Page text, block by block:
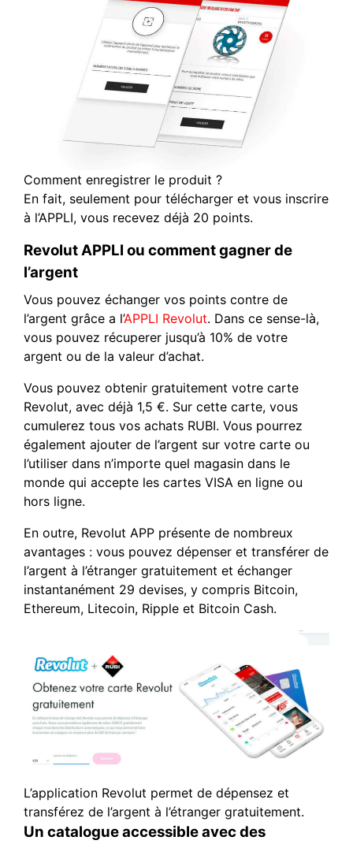
Comment enregistrer le produit ?
En fait, seulement pour télécharger et vous inscrire
à l’APPLI, vous recevez déjà 20 points.
Revolut APPLI ou comment gagner de
l’argent
Vous pouvez échanger vos points contre de
l’argent grâce a l’APPLI Revolut. Dans ce sense-là,
vous pouvez récuperer jusqu’à 10% de votre
argent ou de la valeur d’achat.
Vous pouvez obtenir gratuitement votre carte
Revolut, avec déjà 1,5 €. Sur cette carte, vous
cumulerez tous vos achats RUBI. Vous pourrez
également ajouter de l’argent sur votre carte ou
l’utiliser dans n’importe quel magasin dans le
monde qui accepte les cartes VISA en ligne ou
hors ligne.
En outre, Revolut APP présente de nombreux
avantages : vous pouvez dépenser et transférer de
l’argent à l’étranger gratuitement et échanger
instantanément 29 devises, y compris Bitcoin,
Ethereum, Litecoin, Ripple et Bitcoin Cash.
L’application Revolut permet de dépensez et
transférez de l’argent à l’étranger gratuitement.
Un catalogue accessible avec des